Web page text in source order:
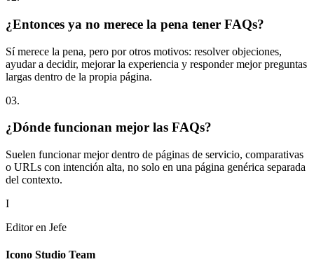
¿Entonces ya no merece la pena tener FAQs?
Sí merece la pena, pero por otros motivos: resolver objeciones,
ayudar a decidir, mejorar la experiencia y responder mejor preguntas
largas dentro de la propia página.
03.
¿Dónde funcionan mejor las FAQs?
Suelen funcionar mejor dentro de páginas de servicio, comparativas
o URLs con intención alta, no solo en una página genérica separada
del contexto.
I
Editor en Jefe
Icono Studio Team